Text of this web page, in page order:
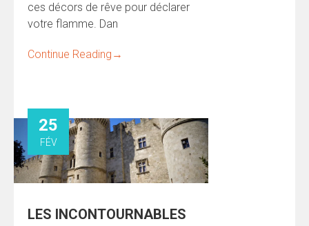
ces décors de rêve pour déclarer
votre flamme. Dan
Continue Reading →
25
FÉV
LES INCONTOURNABLES